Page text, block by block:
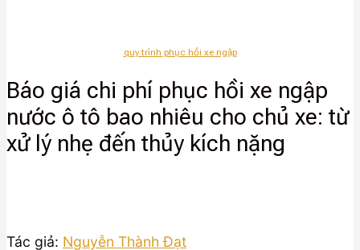
quy trình phục hồi xe ngập
Báo giá chi phí phục hồi xe ngập
nước ô tô bao nhiêu cho chủ xe: từ
xử lý nhẹ đến thủy kích nặng
Tác giả: Nguyễn Thành Đạt